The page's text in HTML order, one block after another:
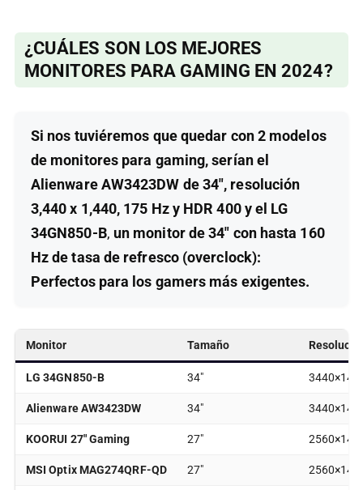
¿CUÁLES SON LOS MEJORES
MONITORES PARA GAMING EN 2024?
Si nos tuviéremos que quedar con 2 modelos
de monitores para gaming, serían el
Alienware AW3423DW de 34″, resolución
3,440 x 1,440, 175 Hz y HDR 400 y el LG
34GN850-B, un monitor de 34″ con hasta 160
Hz de tasa de refresco (overclock):
Perfectos para los gamers más exigentes.
Monitor Tamaño
LG 34GN850-B 34″
Alienware AW3423DW 34″
KOORUI 27″ Gaming 27″
MSI Optix MAG274QRF-QD 27″